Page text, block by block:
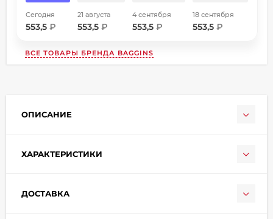
Сегодня
553,5 ₽
21 августа
553,5₽
4 сентября
553,5 ₽
18 сентября
553,5 ₽
ВСЕ ТОВАРЫ БРЕНДА BAGGINS
ОПИСАНИЕ
ХАРАКТЕРИСТИКИ
ДОСТАВКА